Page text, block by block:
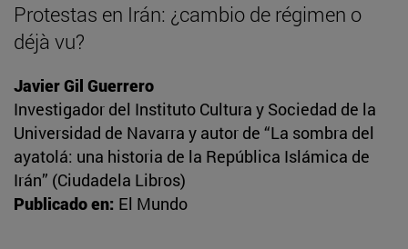
Protestas en Irán: ¿cambio de régimen o
déjà vu?
Javier Gil Guerrero
Investigador del Instituto Cultura y Sociedad de la
Universidad de Navarra y autor de “La sombra del
ayatolá: una historia de la República Islámica de
Irán” (Ciudadela Libros)
Publicado en: El Mundo